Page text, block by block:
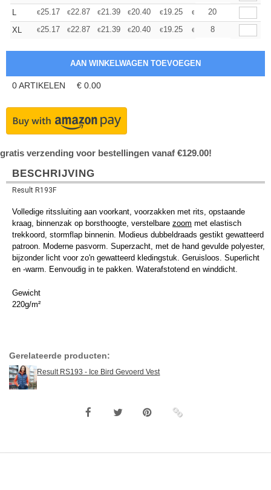
L
€25.17 €22.87 €21.39 €20.40 €19.25 € 18.27
20
XL
€25.17 €22.87 €21.39 €20.40 €19.25 € 18.27
8
0ARTIKELEN € 0.00
gratis verzending voor bestellingen vanaf €129.00!
BESCHRIJVING
Result R193F
Volledige ritssluiting aan voorkant, voorzakken met rits, opstaande
kraag, binnenzak op borsthoogte, verstelbare zoom met elastisch
trekkoord, stormflap binnenin. Modieus dubbeldraads gestikt gewatteerd
patroon. Moderne pasvorm. Superzacht, met de hand gevulde polyester,
bijzonder licht voor zo'n gewatteerd kledingstuk. Geruisloos. Superlicht
en -warm. Eenvoudig in te pakken. Waterafstotend en winddicht.
Gewicht
220g/m²
Gerelateerde producten:
Result RS193 - Ice Bird Gevoerd Vest